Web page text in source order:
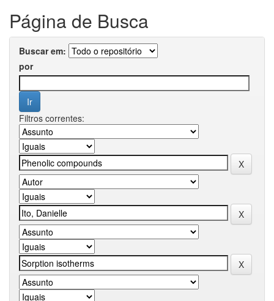
Página de Busca
Buscar em:
por
Filtros correntes: